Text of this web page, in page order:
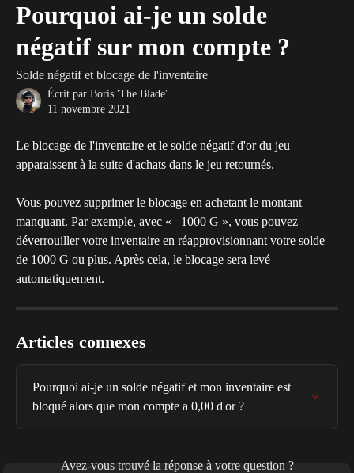
Pourquoi ai-je un solde
négatif sur mon compte ?
Solde négatif et blocage de l'inventaire
Écrit par Boris 'The Blade'
11 novembre 2021
Le blocage de l'inventaire et le solde négatif d'or du jeu
apparaissent à la suite d'achats dans le jeu retournés.
Vous pouvez supprimer le blocage en achetant le montant
manquant. Par exemple, avec « –1000 G », vous pouvez
déverrouiller votre inventaire en réapprovisionnant votre solde
de 1000 G ou plus. Après cela, le blocage sera levé
automatiquement.
Articles connexes
Pourquoi ai-je un solde négatif et mon inventaire est
bloqué alors que mon compte a 0,00 d'or ?
Avez-vous trouvé la réponse à votre question ?